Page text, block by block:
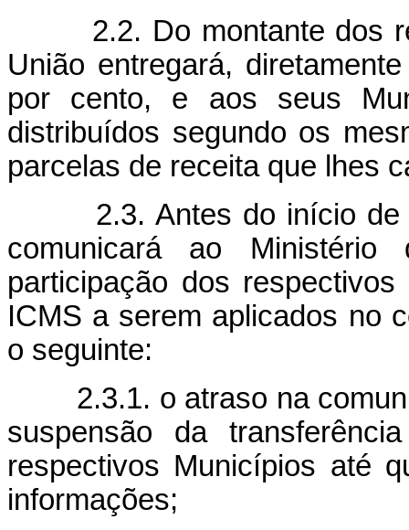
2.2. Do montante dos
União entregará,
por cento, e aos seus
distribuídos segundo os
parcelas de receita que lhes
2.3. Antes do início de
comunicará ao
participação dos
ICMS a serem aplicados no
o seguinte:
2.3.1. o atraso na
suspensão da
respectivos Municípios até
informações;